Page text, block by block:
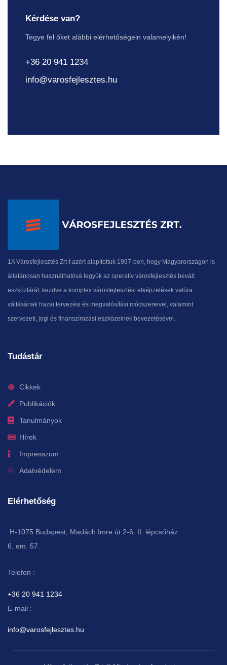
Kérdése van?
Tegye fel őket alábbi elérhetőségein valamelyikén!
+36 20 941 1234
info@varosfejlesztes.hu
1A Városfejlesztés Zrt-t azért alapítottuk 1997-ben, hogy Magyarországon is
általánosan használhatóvá tegyük az operatív városfejlesztés bevált
eszköztárát, kezdve a komplex városfejlesztési elképzelések valóra
váltásának hazai tervezési és megvalósítási módszereivel, valamint
szervezeti, jogi és finanszírozási eszközeinek bevezetésével.
Tudástár
Cikkek
Publikációk
Tanulmányok
Hírek
Impresszum
Adatvédelem
Elérhetőség
H-1075 Budapest, Madách Imre út 2-6. II. lépcsőház
6. em. 57.
Telefon :
+36 20 941 1234
E-mail :
info@varosfejlesztes.hu